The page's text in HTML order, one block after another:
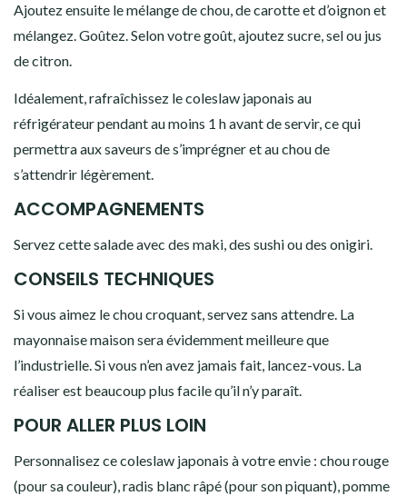
Ajoutez ensuite le mélange de chou, de carotte et d’oignon et
mélangez. Goûtez. Selon votre goût, ajoutez sucre, sel ou jus
de citron.
Idéalement, rafraîchissez le coleslaw japonais au
réfrigérateur pendant au moins 1 h avant de servir, ce qui
permettra aux saveurs de s’imprégner et au chou de
s’attendrir légèrement.
ACCOMPAGNEMENTS
Servez cette salade avec des maki, des sushi ou des onigiri.
CONSEILS TECHNIQUES
Si vous aimez le chou croquant, servez sans attendre. La
mayonnaise maison sera évidemment meilleure que
l’industrielle. Si vous n’en avez jamais fait, lancez-vous. La
réaliser est beaucoup plus facile qu’il n’y paraît.
POUR ALLER PLUS LOIN
Personnalisez ce coleslaw japonais à votre envie : chou rouge
(pour sa couleur), radis blanc râpé (pour son piquant), pomme